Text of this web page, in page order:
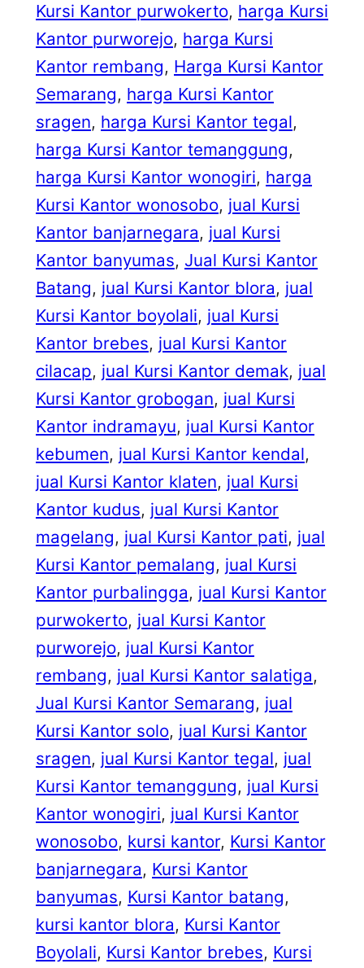
Kursi Kantor purwokerto, harga Kursi
Kantor purworejo, harga Kursi
Kantor rembang, Harga Kursi Kantor
Semarang, harga Kursi Kantor
sragen, harga Kursi Kantor tegal
harga Kursi Kantor temanggung
harga Kursi Kantor wonogiri, harga
Kursi Kantor wonosobo, jual Kursi
Kantor banjarnegara, jual Kursi
Kantor banyumas, Jual Kursi Kantor
Batang, jual Kursi Kantor blora, jual
Kursi Kantor boyolali, jual Kursi
Kantor brebes, jual Kursi Kantor
cilacap, jual Kursi Kantor demak, jual
Kursi Kantor grobogan, jual Kursi
Kantor indramayu, jual Kursi Kantor
kebumen, jual Kursi Kantor kendal
jual Kursi Kantor klaten, jual Kursi
Kantor kudus, jual Kursi Kantor
magelang, jual Kursi Kantor pati, jual
Kursi Kantor pemalang, jual Kursi
Kantor purbalingga, jual Kursi Kantor
purwokerto, jual Kursi Kantor
purworejo, jual Kursi Kantor
rembang, jual Kursi Kantor salatiga
Jual Kursi Kantor Semarang, jual
Kursi Kantor solo, jual Kursi Kantor
sragen, jual Kursi Kantor tegal, jual
Kursi Kantor temanggung, jual Kursi
Kantor wonogiri, jual Kursi Kantor
wonosobo, kursi kantor, Kursi Kantor
banjarnegara, Kursi Kantor
banyumas, Kursi Kantor batang
kursi kantor blora, Kursi Kantor
Boyolali, Kursi Kantor brebes, Kursi